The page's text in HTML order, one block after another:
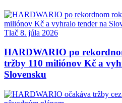
Tlač 8. júla 2026
HARDWARIO po
tržby 110 miliónov Kč a
Slovensku